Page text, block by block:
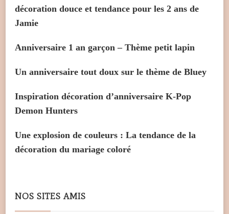
décoration douce et tendance pour les 2 ans de
Jamie
Anniversaire 1 an garçon – Thème petit lapin
Un anniversaire tout doux sur le thème de Bluey
Inspiration décoration d’anniversaire K-Pop
Demon Hunters
Une explosion de couleurs : La tendance de la
décoration du mariage coloré
NOS SITES AMIS